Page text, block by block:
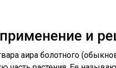
и
аира болотного